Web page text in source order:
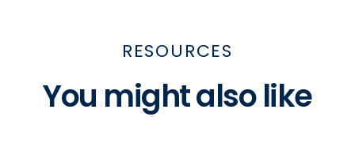
RESOURCES
You might also like